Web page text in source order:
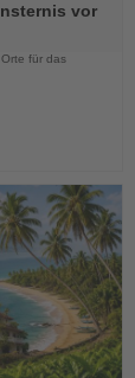
vor
für das